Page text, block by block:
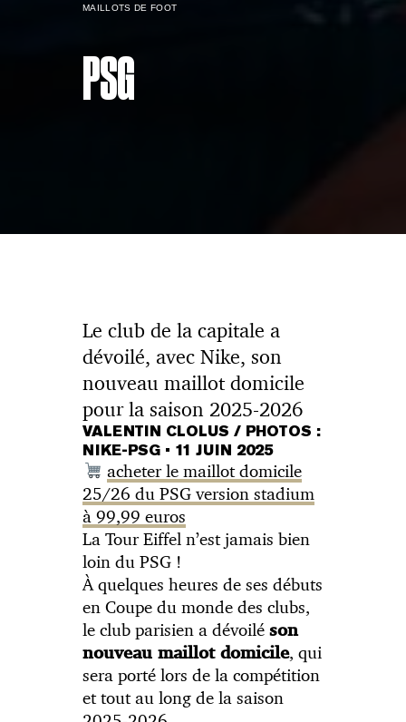
MAILLOTS DE FOOT
PSG
Le club de la capitale a
dévoilé, avec Nike, son
nouveau maillot domicile
pour la saison 2025-2026
VALENTIN CLOLUS / PHOTOS :
NIKE-PSG • 11 JUIN 2025
acheter le maillot domicile
25/26 du PSG version stadium
à 99,99 euros
La Tour Eiffel n’est jamais bien
loin du PSG !
À quelques heures de ses débuts
en Coupe du monde des clubs,
le club parisien a dévoiléson
nouveau maillot domicile, qui
sera porté lors de la compétition
et tout au long de la saison